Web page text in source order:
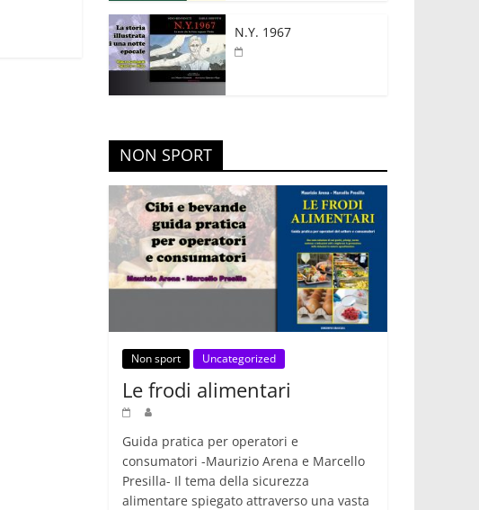
N.Y. 1967
NON SPORT
Non sport Uncategorized
Le frodi alimentari
Guida pratica per operatori e
consumatori -Maurizio Arena e Marcello
Presilla- Il tema della sicurezza
alimentare spiegato attraverso una vasta